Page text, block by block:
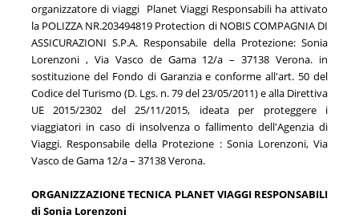
organizzatore di viaggi Planet Viaggi Responsabili ha attivato
la POLIZZA NR.203494819 Protection di NOBIS COMPAGNIA DI
ASSICURAZIONI S.P.A. Responsabile della Protezione: Sonia
Lorenzoni , Via Vasco de Gama 12/a – 37138 Verona. in
sostituzione del Fondo di Garanzia e conforme all'art. 50 del
Codice del Turismo (D. Lgs. n. 79 del 23/05/2011) e alla Direttiva
UE 2015/2302 del 25/11/2015, ideata per proteggere i
viaggiatori in caso di insolvenza o fallimento dell'Agenzia di
Viaggi. Responsabile della Protezione : Sonia Lorenzoni, Via
Vasco de Gama 12/a – 37138 Verona.
ORGANIZZAZIONE TECNICA PLANET VIAGGI RESPONSABILI
di Sonia Lorenzoni